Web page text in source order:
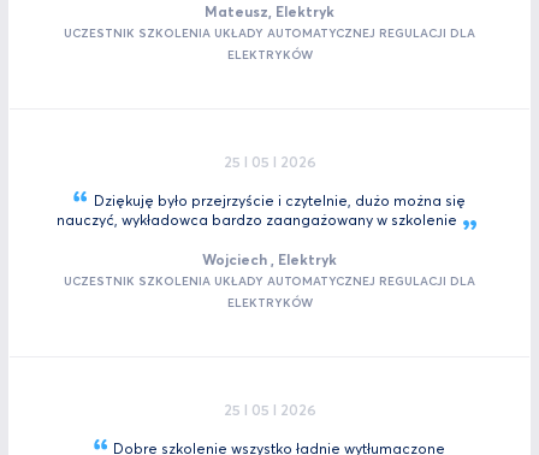
Mateusz, Elektryk
UCZESTNIK SZKOLENIA UKŁADY AUTOMATYCZNEJ REGULACJI DLA
ELEKTRYKÓW
25 I 05 I 2026
Dziękuję było przejrzyście i czytelnie, dużo można się
nauczyć, wykładowca bardzo zaangażowany w szkolenie
Wojciech , Elektryk
UCZESTNIK SZKOLENIA UKŁADY AUTOMATYCZNEJ REGULACJI DLA
ELEKTRYKÓW
25 I 05 I 2026
Dobre szkolenie wszystko ładnie wytłumaczone